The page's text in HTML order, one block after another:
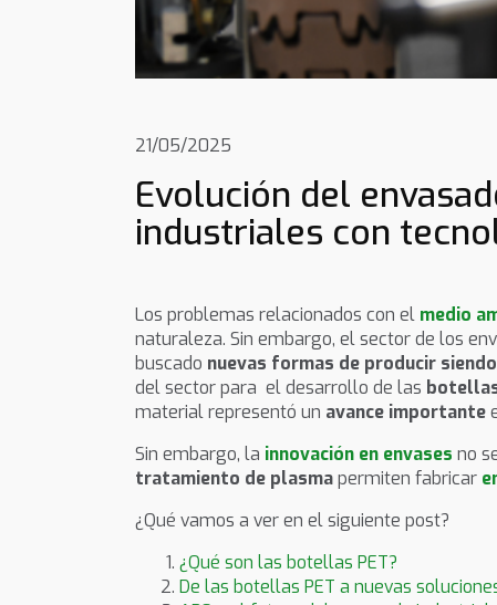
21/05/2025
Evolución del
industriales con
Los problemas relacionados con el medio
naturaleza. Sin embargo, el sector de los
buscado nuevas formas de producir
del sector para el desarrollo de las
material representó un avance importante
Sin embargo, la innovación en envases no
tratamiento de plasmapermiten fabricar
¿Qué vamos a ver en el siguiente post?
¿Qué son las botellas PET?
De las botellas PET a nuevas